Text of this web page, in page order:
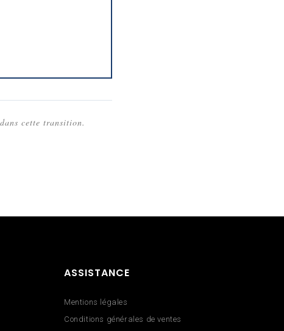
cette transition.
ASSISTANCE
Mentions légales
Conditions générales de ventes